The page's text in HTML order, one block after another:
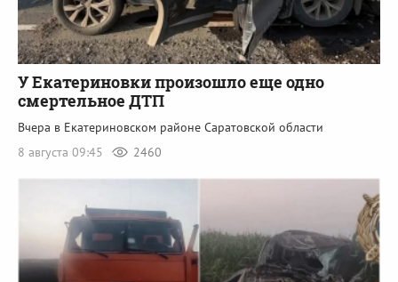
У Екатериновки произошло еще одно
смертельное ДТП
Вчера в Екатериновском районе Саратовской области
8 августа 09:45
2460